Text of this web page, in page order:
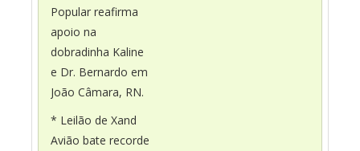
Popular reafirma
apoio na
dobradinha Kaline
e Dr. Bernardo em
João Câmara, RN.
* Leilão de Xand
Avião bate recorde